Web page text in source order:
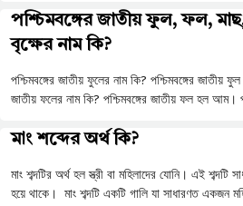
পশ্চিমবঙ্গের জাতীয় ফুল, ফল,
বৃক্ষের নাম কি?
পশ্চিমবঙ্গের জাতীয় ফুলের নাম কি? পশ্চিমবঙ্গের জাতীয়
জাতীয় ফলের নাম কি? পশ্চিমবঙ্গের জাতীয় ফল হল আম।
মাং শব্দের অর্থ কি?
মাং শব্দটির অর্থ হল স্ত্রী বা মহিলাদের যোনি। এই শব্দটি
হয়ে থাকে। মাং শব্দটি একটি গালি যা সাধারণত একজন